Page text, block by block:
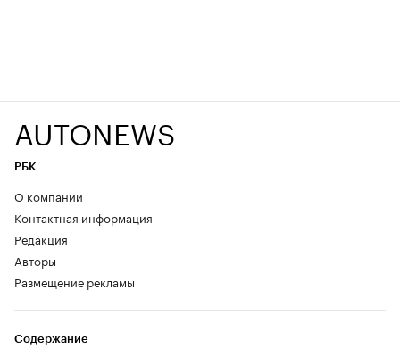
AUTONEWS
РБК
О компании
Контактная информация
Редакция
Авторы
Размещение рекламы
Содержание